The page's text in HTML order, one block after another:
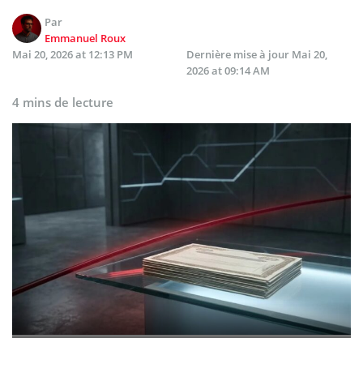
Par
Emmanuel Roux
Mai 20, 2026 at 12:13 PM
Dernière mise à jour Mai 20,
2026 at 09:14 AM
4 mins de lecture